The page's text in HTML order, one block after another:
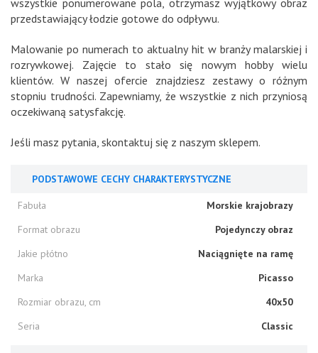
wszystkie ponumerowane pola, otrzymasz wyjątkowy obraz
przedstawiający łodzie gotowe do odpływu.
Malowanie po numerach to aktualny hit w branży malarskiej i
rozrywkowej. Zajęcie to stało się nowym hobby wielu
klientów. W naszej ofercie znajdziesz zestawy o różnym
stopniu trudności. Zapewniamy, że wszystkie z nich przyniosą
oczekiwaną satysfakcję.
Jeśli masz pytania, skontaktuj się z naszym sklepem.
PODSTAWOWE CECHY CHARAKTERYSTYCZNE
Fabuła
Morskie krajobrazy
Format obrazu
Pojedynczy obraz
Jakie płótno
Naciągnięte na ramę
Marka
Picasso
Rozmiar obrazu, cm
40x50
Seria
Classic